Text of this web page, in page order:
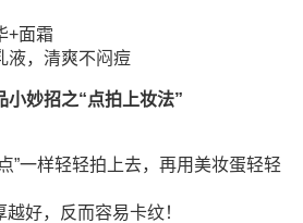
+面霜
液，清爽不闷痘
小妙招之“点拍上妆法”
”一样轻轻拍上去，再用美妆蛋轻轻
好，反而容易卡纹！